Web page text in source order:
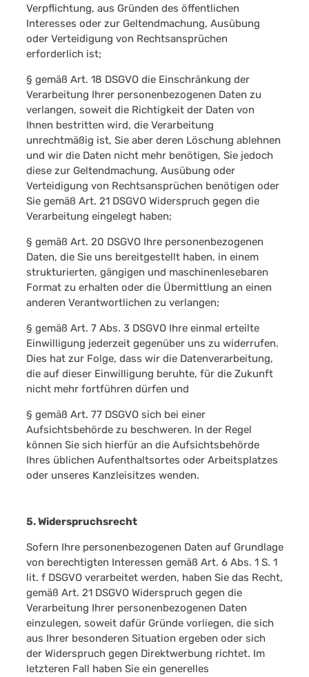
Verpflichtung, aus Gründen des öffentlichen
Interesses oder zur Geltendmachung, Ausübung
oder Verteidigung von Rechtsansprüchen
erforderlich ist;
§ gemäß Art. 18 DSGVO die Einschränkung der
Verarbeitung Ihrer personenbezogenen Daten zu
verlangen, soweit die Richtigkeit der Daten von
Ihnen bestritten wird, die Verarbeitung
unrechtmäßig ist, Sie aber deren Löschung ablehnen
und wir die Daten nicht mehr benötigen, Sie jedoch
diese zur Geltendmachung, Ausübung oder
Verteidigung von Rechtsansprüchen benötigen oder
Sie gemäß Art. 21 DSGVO Widerspruch gegen die
Verarbeitung eingelegt haben;
§ gemäß Art. 20 DSGVO Ihre personenbezogenen
Daten, die Sie uns bereitgestellt haben, in einem
strukturierten, gängigen und maschinenlesebaren
Format zu erhalten oder die Übermittlung an einen
anderen Verantwortlichen zu verlangen;
§ gemäß Art. 7 Abs. 3 DSGVO Ihre einmal erteilte
Einwilligung jederzeit gegenüber uns zu widerrufen.
Dies hat zur Folge, dass wir die Datenverarbeitung,
die auf dieser Einwilligung beruhte, für die Zukunft
nicht mehr fortführen dürfen und
§ gemäß Art. 77 DSGVO sich bei einer
Aufsichtsbehörde zu beschweren. In der Regel
können Sie sich hierfür an die Aufsichtsbehörde
Ihres üblichen Aufenthaltsortes oder Arbeitsplatzes
oder unseres Kanzleisitzes wenden.
5. Widerspruchsrecht
Sofern Ihre personenbezogenen Daten auf Grundlage
von berechtigten Interessen gemäß Art. 6 Abs. 1 S. 1
lit. f DSGVO verarbeitet werden, haben Sie das Recht,
gemäß Art. 21 DSGVO Widerspruch gegen die
Verarbeitung Ihrer personenbezogenen Daten
einzulegen, soweit dafür Gründe vorliegen, die sich
aus Ihrer besonderen Situation ergeben oder sich
der Widerspruch gegen Direktwerbung richtet. Im
letzteren Fall haben Sie ein generelles